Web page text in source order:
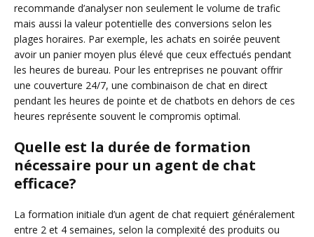
recommande d’analyser non seulement le volume de trafic
mais aussi la valeur potentielle des conversions selon les
plages horaires. Par exemple, les achats en soirée peuvent
avoir un panier moyen plus élevé que ceux effectués pendant
les heures de bureau. Pour les entreprises ne pouvant offrir
une couverture 24/7, une combinaison de chat en direct
pendant les heures de pointe et de chatbots en dehors de ces
heures représente souvent le compromis optimal.
Quelle est la durée de formation
nécessaire pour un agent de chat
efficace?
La formation initiale d’un agent de chat requiert généralement
entre 2 et 4 semaines, selon la complexité des produits ou